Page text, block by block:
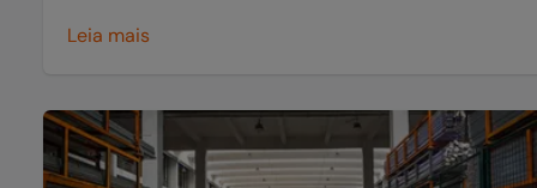
Leia mais